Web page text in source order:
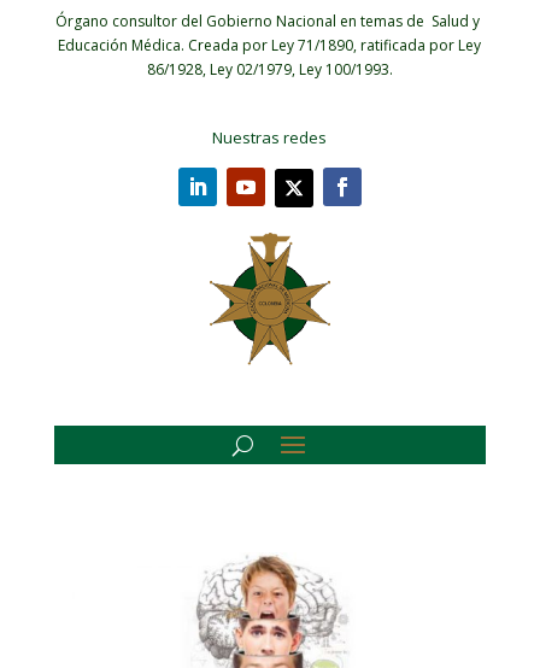
Órgano consultor del Gobierno Nacional en temas de Salud y
Educación Médica. Creada por Ley 71/1890, ratificada por Ley
86/1928, Ley 02/1979, Ley 100/1993.
Nuestras redes